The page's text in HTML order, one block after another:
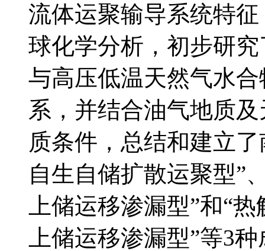
流体运聚输导系统特
球化学分析，初步研
与高压低温天然气水
系，并结合油气地质
质条件，总结和建立
自生自储扩散运聚型”
上储运移渗漏型”和“
上储运移渗漏型”等3